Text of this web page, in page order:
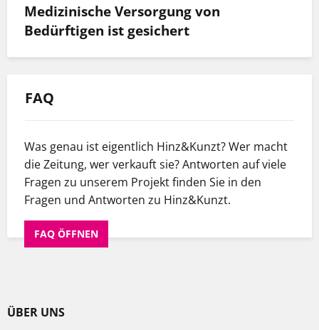
Medizinische Versorgung von
Bedürftigen ist gesichert
FAQ
Was genau ist eigentlich Hinz&Kunzt? Wer macht
die Zeitung, wer verkauft sie? Antworten auf viele
Fragen zu unserem Projekt finden Sie in den
Fragen und Antworten zu Hinz&Kunzt.
FAQ ÖFFNEN
ÜBER UNS